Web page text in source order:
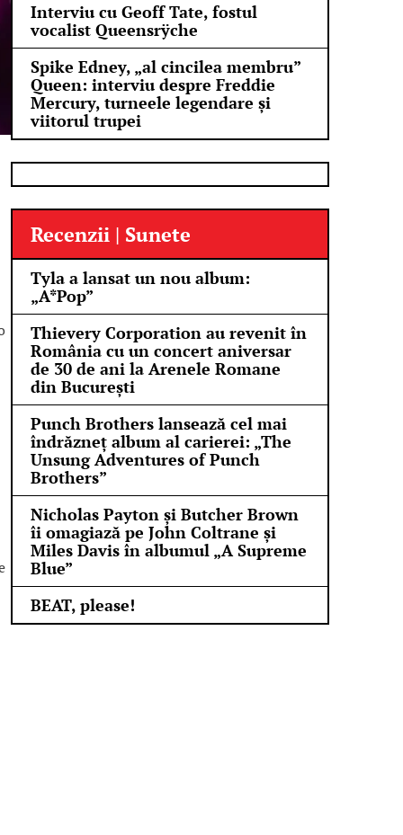
Interviu cu Geoff Tate, fostul
vocalist Queensrÿche
Spike Edney, „al cincilea membru”
Queen: interviu despre Freddie
Mercury, turneele legendare și
viitorul trupei
Recenzii | Sunete
Tyla a lansat un nou album:
„A*Pop”
Thievery Corporation au revenit în
România cu un concert aniversar
de 30 de ani la Arenele Romane
din București
Punch Brothers lansează cel mai
îndrăzneț album al carierei: „The
Unsung Adventures of Punch
Brothers”
Nicholas Payton și Butcher Brown
îi omagiază pe John Coltrane și
Miles Davis în albumul „A Supreme
Blue”
BEAT, please!